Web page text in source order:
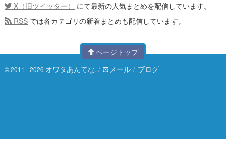
X（旧ツイッター）
にて最新の人気まとめを配信しています。
RSS では各カテゴリの新着まとめも配信しています。
ページトップ
© 2011 - 2026 オワタあんてな. / メール / ブログ